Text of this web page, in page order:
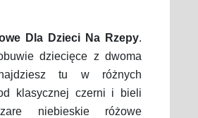
Dla Dzieci Na Rzepy.
dziecięce z dwoma
tu w różnych
klasycznej czerni i bieli
niebieskie różowe